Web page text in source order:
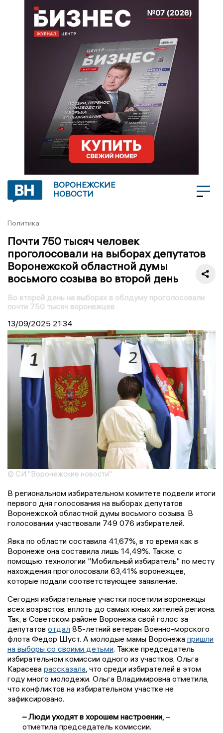
ВОРОНЕЖСКИЕ
НОВОСТИ
Политика
Почти 750 тысяч человек
проголосовали на выборах депутатов
Воронежской областной думы
восьмого созыва во второй день
Во второй день на выборах в облдуму проголосовали
почти 750 тысяч воронежцев
13/09/2025 21:34
© СИ "Воронежские новости"
В региональном избирательном комитете подвели итоги
первого дня голосования на выборах депутатов
Воронежской областной думы восьмого созыва. В
голосовании участвовали 749 076 избирателей.
Явка по области составила 41,67%, в то время как в
Воронеже она составила лишь 14,49%. Также, с
помощью технологии "Мобильный избиратель" по месту
нахождения проголосовали 63,41% воронежцев,
которые подали соответствующее заявление.
Сегодня избирательные участки посетили воронежцы
всех возрастов, вплоть до самых юных жителей региона.
Так, в Советском районе Воронежа свой голос за
депутатов отдал 85-летний ветеран Военно-морского
флота Федор Шуст. А молодые мамы Воронежа пришли
на выборы со своими детьми. Также председатель
избирательном комиссии одного из участков, Ольга
Карасева рассказала, что среди избирателей в этом
году много молодежи. Ольга Владимировна отметила,
что конфликтов на избирательном участке не
зафиксировано.
– Люди уходят в хорошем настроении, –
отметила председатель комиссии.